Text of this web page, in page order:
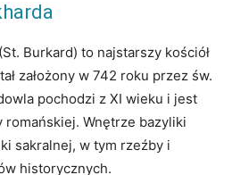
Burkard) to najstarszy kościół
założony w 742 roku przez św.
pochodzi z XI wieku i jest
romańskiej. Wnętrze bazyliki
sakralnej, w tym rzeźby i
historycznych.